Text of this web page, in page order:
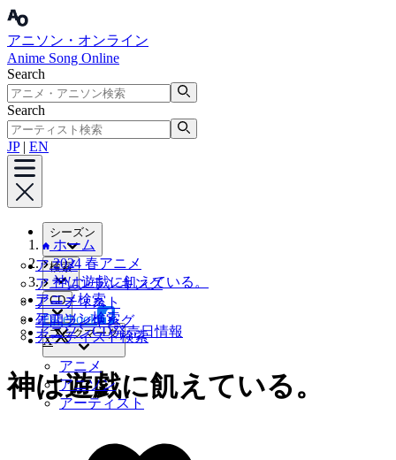
アニソン・オンライン
Anime Song Online
Search
Search
JP| EN
シーズン
アニメ
アニソンランキング
アーティスト
年間ランキング
検索
アニメ検索
アニソン検索
アーティスト検索
CD
アニソンCD発売日情報
ブックマーク
アニメ
アニソン
アーティスト
ホーム
2024 春アニメ
神は遊戯に飢えている。
Facebook
X
神は遊戯に飢えている。